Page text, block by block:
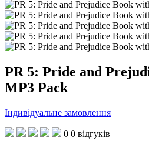
PR 5: Pride and
MP3 Pack
Індивідуальне замовлення
0 0 відгуків